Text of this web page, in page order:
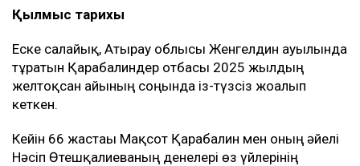
Қылмыс тарихы
Еске салайық, Атырау облысы Женгелдин ауылында
тұратын Қарабалиндер отбасы 2025 жылдың
желтоқсан айының соңында із-түзсіз жоғалып
кеткен.
Кейін 66 жастағы Мақсот Қарабалин мен оның әйелі
Нәсіп Өтешқалиеваның денелері өз үйлерінің